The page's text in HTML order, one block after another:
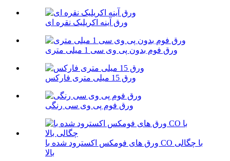
ورق آینه اکریلیک نقره ای
ورق فوم بدون پی وی سی 1 میلی متری
ورق 15 میلی متری فارکس
ورق فوم پی وی سی رنگی
ورق های فومکس اکسترود شده با CO با چگالی
بالا